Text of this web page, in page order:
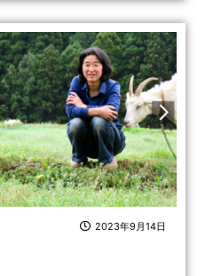
2023年9月14日